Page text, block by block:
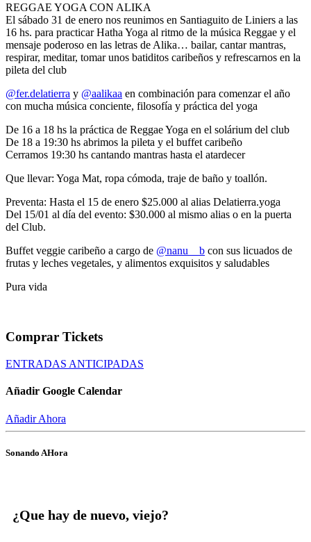
REGGAE YOGA CON ALIKA
El sábado 31 de enero nos reunimos en Santiaguito de Liniers a las
16 hs. para practicar Hatha Yoga al ritmo de la música Reggae y el
mensaje poderoso en las letras de Alika… bailar, cantar mantras,
respirar, meditar, tomar unos batiditos caribeños y refrescarnos en la
pileta del club
@fer.delatierra y @aalikaa en combinación para comenzar el año
con mucha música conciente, filosofía y práctica del yoga
De 16 a 18 hs la práctica de Reggae Yoga en el solárium del club
De 18 a 19:30 hs abrimos la pileta y el buffet caribeño
Cerramos 19:30 hs cantando mantras hasta el atardecer
Que llevar: Yoga Mat, ropa cómoda, traje de baño y toallón.
Preventa: Hasta el 15 de enero $25.000 al alias Delatierra.yoga
Del 15/01 al día del evento: $30.000 al mismo alias o en la puerta
del Club.
Buffet veggie caribeño a cargo de @nanu__b con sus licuados de
frutas y leches vegetales, y alimentos exquisitos y saludables
Pura vida
Comprar Tickets
ENTRADAS ANTICIPADAS
Añadir Google Calendar
Añadir Ahora
Sonando AHora
¿Que hay de nuevo, viejo?